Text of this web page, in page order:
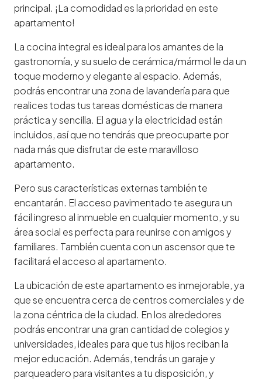
principal. ¡La comodidad es la prioridad en este
apartamento!
La cocina integral es ideal para los amantes de la
gastronomía, y su suelo de cerámica/mármol le da un
toque moderno y elegante al espacio. Además,
podrás encontrar una zona de lavandería para que
realices todas tus tareas domésticas de manera
práctica y sencilla. El agua y la electricidad están
incluidos, así que no tendrás que preocuparte por
nada más que disfrutar de este maravilloso
apartamento.
Pero sus características externas también te
encantarán. El acceso pavimentado te asegura un
fácil ingreso al inmueble en cualquier momento, y su
área social es perfecta para reunirse con amigos y
familiares. También cuenta con un ascensor que te
facilitará el acceso al apartamento.
La ubicación de este apartamento es inmejorable, ya
que se encuentra cerca de centros comerciales y de
la zona céntrica de la ciudad. En los alrededores
podrás encontrar una gran cantidad de colegios y
universidades, ideales para que tus hijos reciban la
mejor educación. Además, tendrás un garaje y
parqueadero para visitantes a tu disposición, y